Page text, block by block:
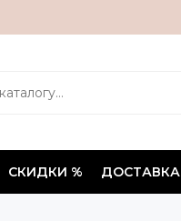
СКИДКИ % ДОСТАВКА